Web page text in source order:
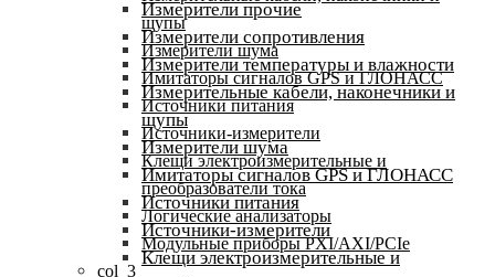
щупы
Измерители шума
Имитаторы сигналов GPS и ГЛОНАСС
Источники питания
Источники-измерители
Клещи электроизмерительные и
преобразователи тока
Логические анализаторы
Модульные приборы PXI/AXI/PCIe
col_3
Измерители прочие
Измерители сопротивления
Измерители температуры и влажности
Измерительные кабели, наконечники и
щупы
Измерители шума
Имитаторы сигналов GPS и ГЛОНАСС
Источники питания
Источники-измерители
Клещи электроизмерительные и